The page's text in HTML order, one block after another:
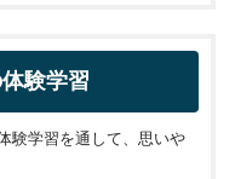
験学習
験学習を通して、思いや